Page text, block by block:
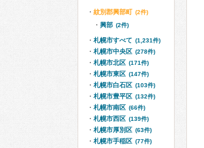
紋別郡興部町 (2件)
興部 (2件)
札幌市すべて (1,231件)
札幌市中央区 (278件)
札幌市北区 (171件)
札幌市東区 (147件)
札幌市白石区 (103件)
札幌市豊平区 (132件)
札幌市南区 (66件)
札幌市西区 (139件)
札幌市厚別区 (63件)
札幌市手稲区 (77件)